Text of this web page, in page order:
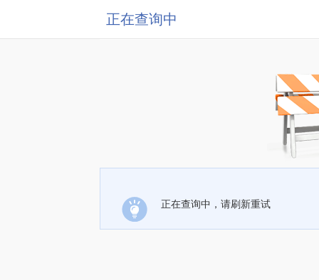
正在查询中
正在查询中，请刷新重试